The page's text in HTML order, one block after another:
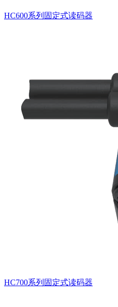
HC600系列固定式读码器
HC700系列固定式读码器